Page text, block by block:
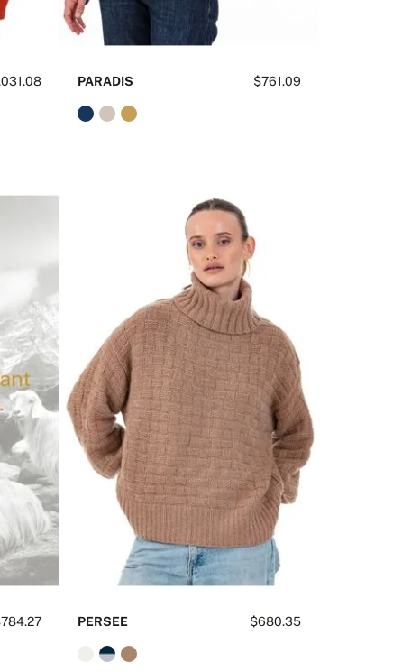
$761.09
PARADIS
$680.35
PERSEE